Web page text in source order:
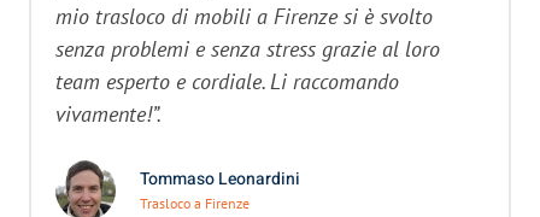
mio trasloco di mobili a Firenze si è svolto
senza problemi e senza stress grazie al loro
team esperto e cordiale. Li raccomando
vivamente!”.
Tommaso Leonardini
Trasloco a Firenze